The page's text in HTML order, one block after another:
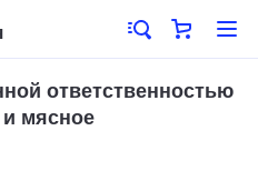
ответственностью
мясное